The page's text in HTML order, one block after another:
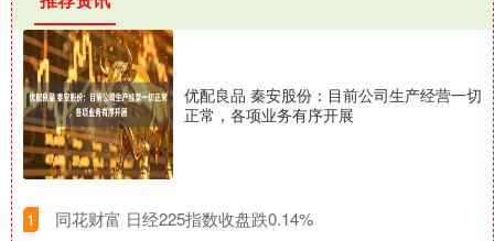
优配良品 秦安股份：目前公司生产经营一切
正常，各项业务有序开展
1 ​同花财富 日经225指数收盘跌0.14%